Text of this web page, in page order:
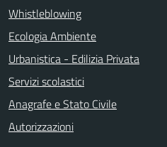
Whistleblowing
Ecologia Ambiente
Urbanistica - Edilizia Privata
Servizi scolastici
Anagrafe e Stato Civile
Autorizzazioni